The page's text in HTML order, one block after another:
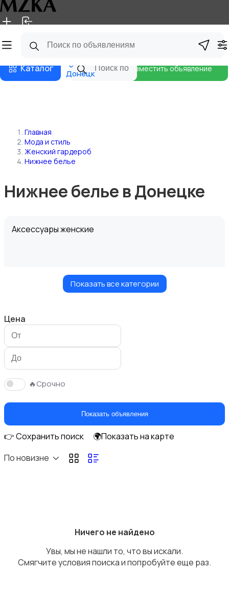
Главная Магазины
Каталог Донецк
Разместить объявление
Главная
Мода и стиль
Женский гардероб
Нижнее белье
Нижнее белье в Донецке
Аксессуары женские
Будущим мамам
Верхняя одежда
Головные уборы
Показать все категории
Цена
🔥Срочно
Показать объявления
👉 Сохранить поиск
🌍Показать на карте
По новизне
Ничего не найдено
Увы, мы не нашли то, что вы искали.
Смягчите условия поиска и попробуйте еще раз.